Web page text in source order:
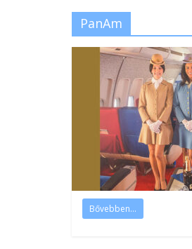
PanAm
Bővebben...